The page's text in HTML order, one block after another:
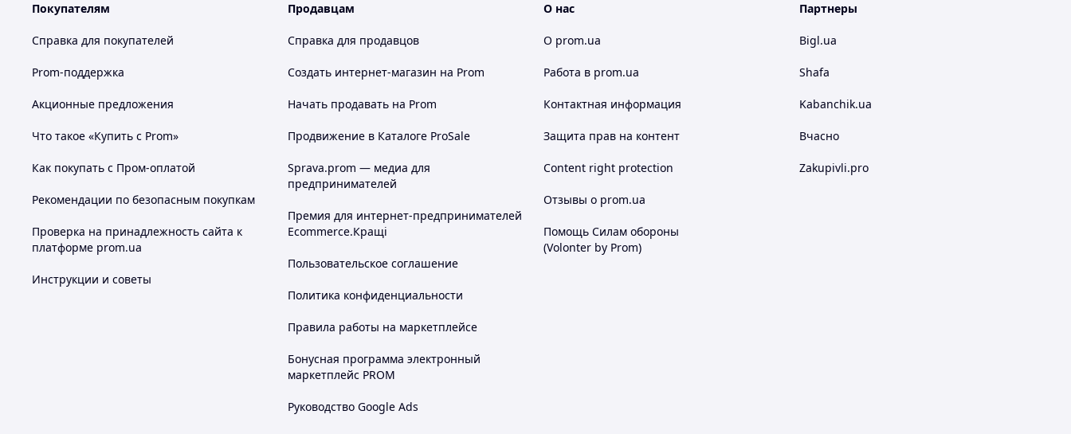
Покупателям
Справка для покупателей
Prom-поддержка
Акционные предложения
Что такое «Купить с Prom»
Как покупать с Пром-оплатой
Рекомендации по безопасным покупкам
Проверка на принадлежность сайта к
платформе prom.ua
Инструкции и советы
Продавцам
Справка для продавцов
Создать интернет-магазин на Prom
Начать продавать на Prom
Продвижение в Каталоге ProSale
Sprava.prom — медиа для
предпринимателей
Премия для интернет-предпринимателей
Ecommerce.Кращі
Пользовательское соглашение
Политика конфиденциальности
Правила работы на маркетплейсе
Бонусная программа электронный
маркетплейс PROM
Руководство Google Ads
О нас
О prom.ua
Работа в prom.ua
Контактная информация
Защита прав на контент
Content right protection
Отзывы о prom.ua
Помощь Силам обороны
(Volonter by Prom)
Партнеры
Bigl.ua
Shafa
Kabanchik.ua
Вчасно
Zakupivli.pro